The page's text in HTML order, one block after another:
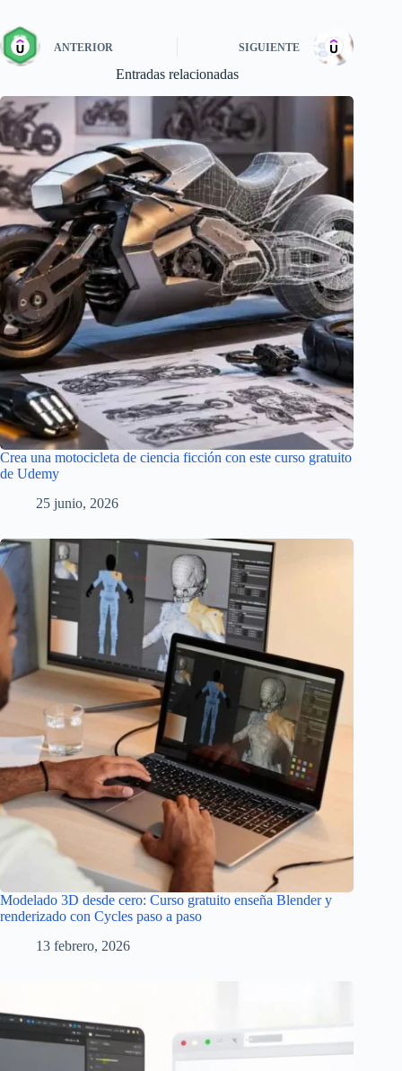
ANTERIOR SIGUIENTE
Entradas relacionadas
Crea una motocicleta de ciencia ficción con este curso gratuito
de Udemy
25 junio, 2026
Modelado 3D desde cero: Curso gratuito enseña Blender y
renderizado con Cycles paso a paso
13 febrero, 2026